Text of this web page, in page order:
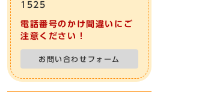
1525
電話番号のかけ間違いにご
注意ください！
お問い合わせフォーム